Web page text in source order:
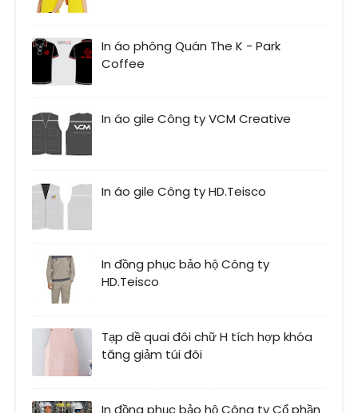
In áo phông Quán The K - Park
Coffee
In áo gile Công ty VCM Creative
In áo gile Công ty HD.Teisco
In đồng phục bảo hộ Công ty
HD.Teisco
Tạp dề quai đôi chữ H tích hợp khóa
tăng giảm túi đôi
In đồng phục bảo hộ Công ty Cổ phần